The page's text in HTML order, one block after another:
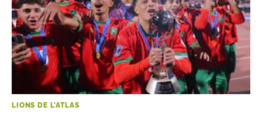
LIONS DE L'ATLAS